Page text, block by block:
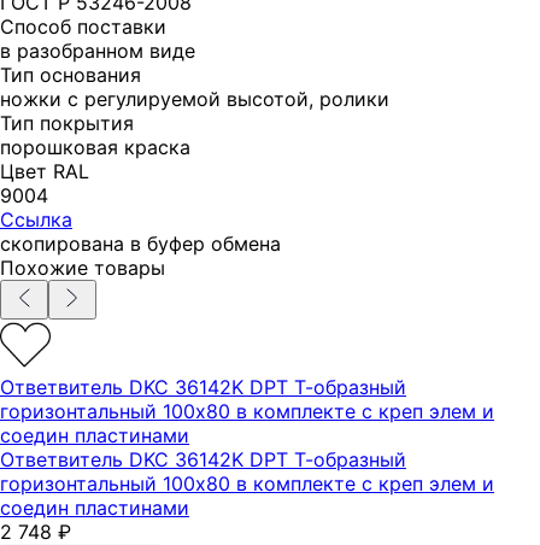
Способ поставки
в разобранном виде
Тип основания
ножки с регулируемой высотой, ролики
Тип покрытия
порошковая краска
Цвет RAL
9004
Ссылка
скопирована в буфер обмена
Похожие товары
Ответвитель DKC 36142K DPT Т-образный
горизонтальный 100х80 в комплекте с креп элем и
соедин пластинами
Ответвитель DKC 36142K DPT Т-образный
горизонтальный 100х80 в комплекте с креп элем и
соедин пластинами
2 748 ₽